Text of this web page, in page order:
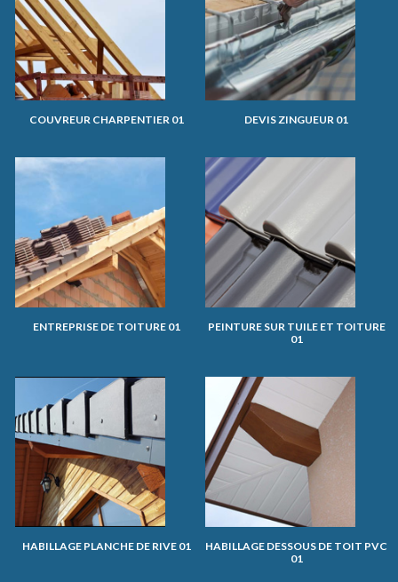
COUVREUR CHARPENTIER 01 DEVIS ZINGUEUR 01
ENTREPRISE DE TOITURE 01
PEINTURE SUR TUILE ET TOITURE
01
HABILLAGE PLANCHE DE RIVE 01
HABILLAGE DESSOUS DE TOIT PVC
01